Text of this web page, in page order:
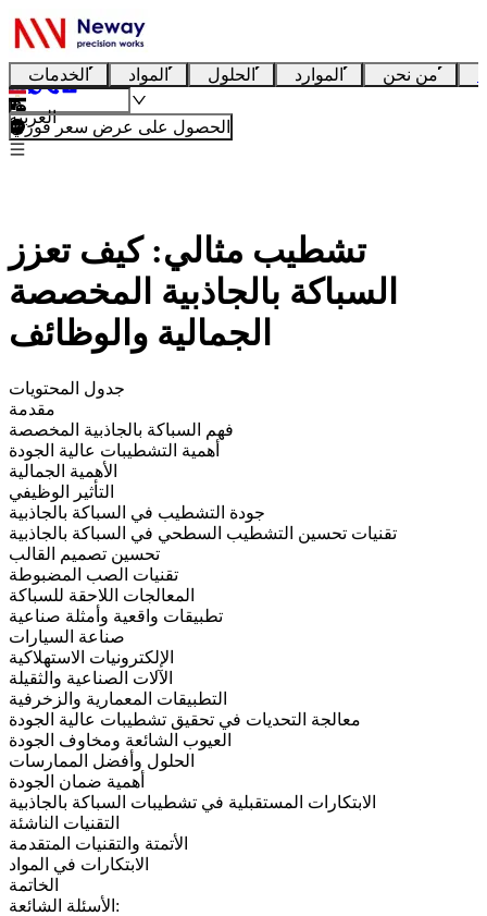
الخدمات المواد الحلول الموارد من نحن
العربية
الحصول على عرض سعر فوري
تشطيب مثالي: كيف تعزز
السباكة بالجاذبية المخصصة
الجمالية والوظائف
جدول المحتويات
مقدمة
فهم السباكة بالجاذبية المخصصة
أهمية التشطيبات عالية الجودة
الأهمية الجمالية
التأثير الوظيفي
جودة التشطيب في السباكة بالجاذبية
تقنيات تحسين التشطيب السطحي في السباكة بالجاذبية
تحسين تصميم القالب
تقنيات الصب المضبوطة
المعالجات اللاحقة للسباكة
تطبيقات واقعية وأمثلة صناعية
صناعة السيارات
الإلكترونيات الاستهلاكية
الآلات الصناعية والثقيلة
التطبيقات المعمارية والزخرفية
معالجة التحديات في تحقيق تشطيبات عالية الجودة
العيوب الشائعة ومخاوف الجودة
الحلول وأفضل الممارسات
أهمية ضمان الجودة
الابتكارات المستقبلية في تشطيبات السباكة بالجاذبية
التقنيات الناشئة
الأتمتة والتقنيات المتقدمة
الابتكارات في المواد
الخاتمة
الأسئلة الشائعة: